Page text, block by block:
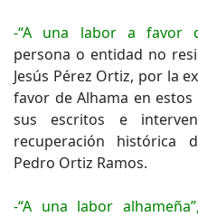
-“A una labor a favor
persona o entidad no
Jesús Pérez Ortiz, por la
favor de Alhama en
sus escritos e
recuperación histórica
Pedro Ortiz Ramos.
-“A una labor alhameña”,